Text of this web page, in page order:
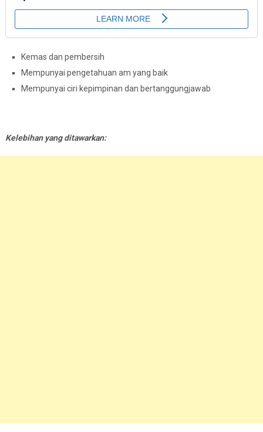
Kemas dan pembersih
Mempunyai pengetahuan am yang baik
Mempunyai ciri kepimpinan dan bertanggungjawab
Kelebihan yang ditawarkan: